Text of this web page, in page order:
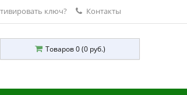
ключ? Контакты
Товаров 0 (0 руб.)